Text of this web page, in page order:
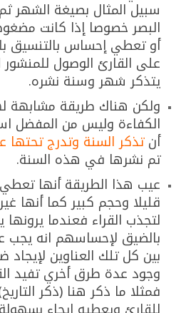
سبيل المثال بصيغة الشهر
البصر خصوصا إذا كانت
أو تعطي إحساس بالتنسيق
على القارئ الوصول للمنشور
يتذكر شهر وسنة نشره.
ولكن هناك طريقة مشابهة
الكفاءة وليس من المفضل
أنتذكر السنة وتدرج تحتها
تم نشرها في هذه السنة.
عيب هذا الطريقة أنها تعطي
قليلا وحجم كبير كما أنها
لتجذب القراء فعندما
بالضيق لإحساسهم انه يجب
بين كل تلك العناوين
وجود عدة طرق أخري تفيد
فمثلا ما ذكر هنا (ذكر